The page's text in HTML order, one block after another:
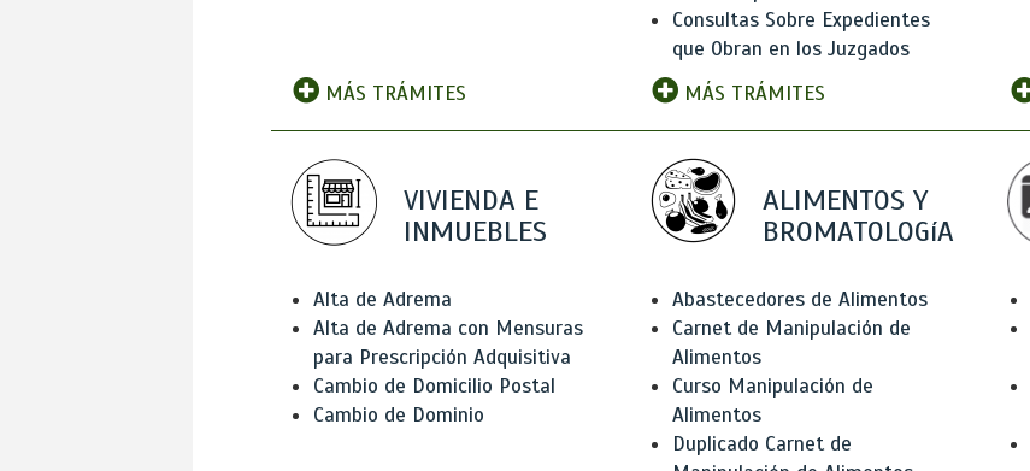
MÁS TRÁMITES
Consultas Sobre Expedientes
que Obran en los Juzgados
MÁS TRÁMITES
VIVIENDA E
INMUEBLES
Alta de Adrema
Alta de Adrema con Mensuras
para Prescripción Adquisitiva
Cambio de Domicilio Postal
Cambio de Dominio
ALIMENTOS Y
BROMATOLOGíA
Abastecedores de Alimentos
Carnet de Manipulación de
Alimentos
Curso Manipulación de
Alimentos
Duplicado Carnet de